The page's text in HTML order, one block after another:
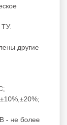
другие
- не более